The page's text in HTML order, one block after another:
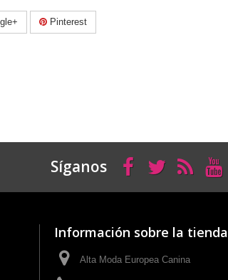
Pinterest
Síganos
Información sobre la tienda
Alta Moda Europea Canina